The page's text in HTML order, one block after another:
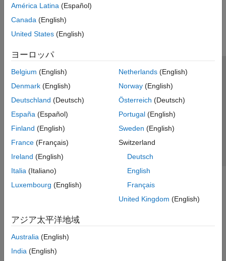
América Latina (Español)
Canada (English)
United States (English)
ヨーロッパ
Belgium (English)
Denmark (English)
Deutschland (Deutsch)
España (Español)
Finland (English)
France (Français)
Ireland (English)
Italia (Italiano)
Luxembourg (English)
Netherlands(English)
Norway(English)
Österreich (Deutsch)
Portugal(English)
Sweden (English)
Switzerland
Deutsch
English
Français
United Kingdom (English)
アジア太平洋地域
Australia (English)
India (English)
トラストセンター
プライバシー ポリシー
違法コピー防止
アプリケーション ステータス
© 1994-2026 The MathWorks, Inc.